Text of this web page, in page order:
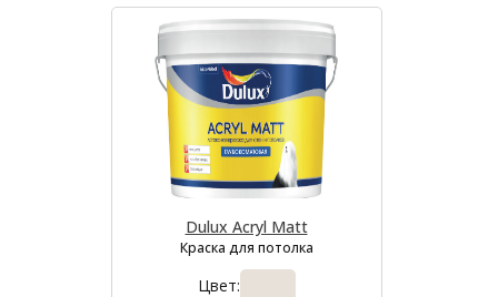
Dulux Acryl Matt
Краска для потолка
Цвет: